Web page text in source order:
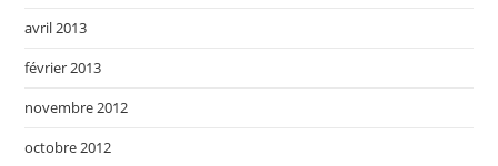
avril 2013
février 2013
novembre 2012
octobre 2012